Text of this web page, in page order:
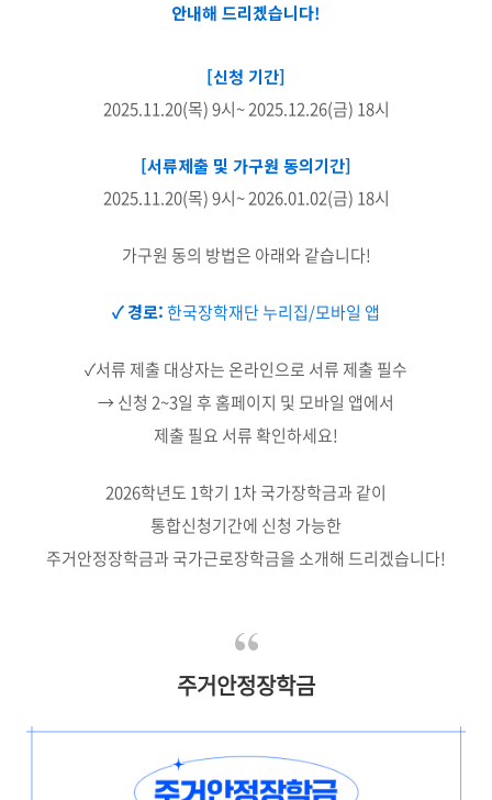
안내해 드리겠습니다!
[신청 기간]
2025.11.20(목) 9시~ 2025.12.26(금) 18시
[서류제출 및 가구원 동의기간]
2025.11.20(목) 9시~ 2026.01.02(금) 18시
가구원 동의 방법은 아래와 같습니다!
✓ 경로:한국장학재단 누리집/모바일 앱
✓서류 제출 대상자는 온라인으로 서류 제출 필수
→ 신청 2~3일 후 홈페이지 및 모바일 앱에서
제출 필요 서류 확인하세요!
2026학년도 1학기 1차 국가장학금과 같이
통합신청기간에 신청 가능한
주거안정장학금과 국가근로장학금을 소개해 드리겠습니다!
주거안정장학금